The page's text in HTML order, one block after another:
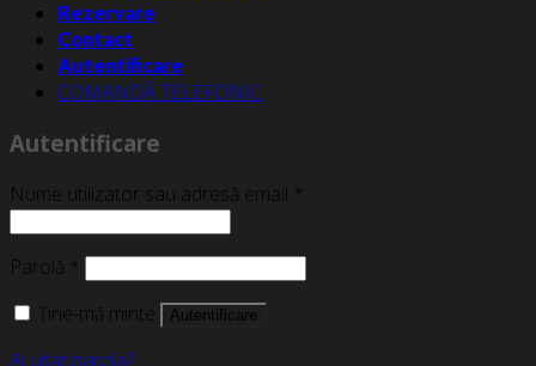
Rezervare
Contact
Autentificare
COMANDĂ TELEFONIC
Autentificare
Nume utilizator sau adresă email *
Parolă *
Ține-mă minte
Autentificare
Ai uitat parola?